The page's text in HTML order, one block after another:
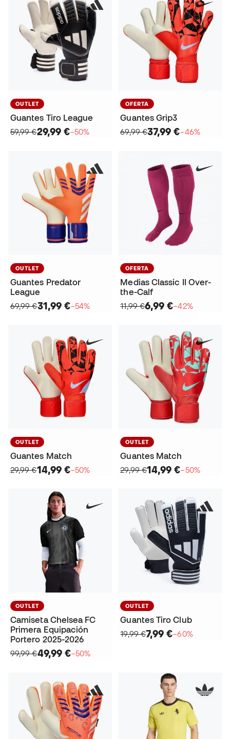
OUTLET
Guantes Tiro League
59,99 €29,99 €−50%
OFERTA
Guantes Grip3
69,99 €37,99 €−46%
OUTLET
Guantes Predator
League
69,99 €31,99 €−54%
OFERTA
Medias Classic II Over-
the-Calf
11,99 €6,99 €−42%
OUTLET
Guantes Match
29,99 €14,99 €−50%
OUTLET
Guantes Match
29,99 €14,99 €−50%
OUTLET
Camiseta Chelsea FC
Primera Equipación
Portero 2025-2026
99,99 €49,99 €−50%
OUTLET
Guantes Tiro Club
19,99 €7,99 €−60%